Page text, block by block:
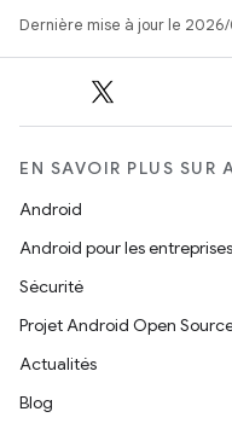
Dernière mise à jour le
EN SAVOIR PLUS SUR
Android
Android pour les entreprises
Sécurité
Projet Android Open
Actualités
Blog